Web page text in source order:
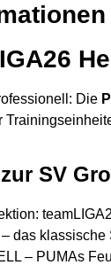
Die
SV
das
– PUMAs